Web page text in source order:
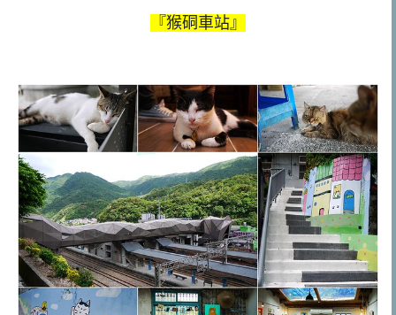
『猴硐車站』